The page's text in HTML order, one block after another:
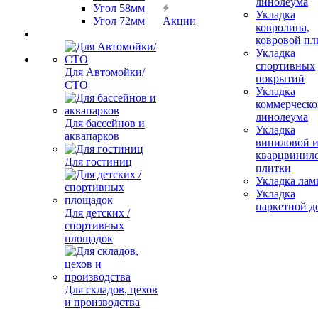
Угол 58мм
Угол 72мм
Для Автомойки/
СТО
Для бассейнов и
аквапарков
Для гостиниц
Для детских /
спортивных
площадок
Для складов, цехов
и производства
Акции
Укладка
ковролина,
ковровой
Укладка
спортивных
покрытий
Укладка
линолеума
Укладка
виниловой и
плитки
Укладка
Укладка
паркетной